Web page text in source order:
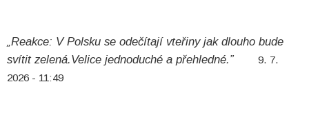
„Reakce: V Polsku se odečítají vteřiny jak dlouho bude
svítit zelená.Velice jednoduché a přehledné.”
9. 7.
2026 - 11:49